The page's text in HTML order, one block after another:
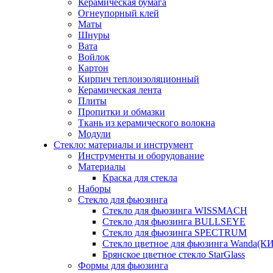
Керамическая бумага
Огнеупорный клей
Маты
Шнуры
Вата
Войлок
Картон
Кирпич теплоизоляционный
Керамическая лента
Плиты
Пропитки и обмазки
Ткань из керамического волокна
Модули
Стекло: материалы и инструмент
Инструменты и оборудование
Материалы
Краска для стекла
Наборы
Стекло для фьюзинга
Стекло для фьюзинга WISSMACH
Стекло для фьюзинга BULLSEYE
Стекло для фьюзинга SPECTRUM
Стекло цветное для фьюзинга
Брянское цветное стекло StarGlass
Формы для фьюзинга